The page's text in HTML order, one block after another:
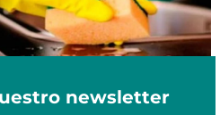
newsletter